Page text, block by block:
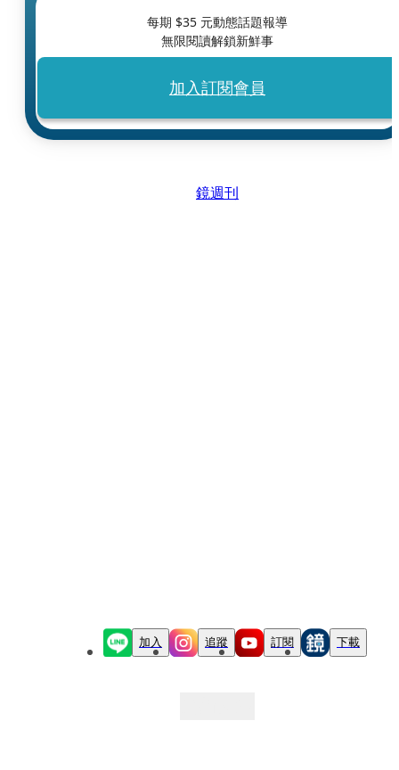
每期 $35 元動態話題報導
無限閱讀解鎖新鮮事
加入訂閱會員
鏡週刊
加入 追蹤 訂閱 下載